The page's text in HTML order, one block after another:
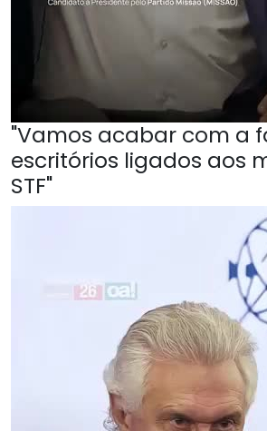
"Vamos acabar com a
escritórios ligados aos
STF"